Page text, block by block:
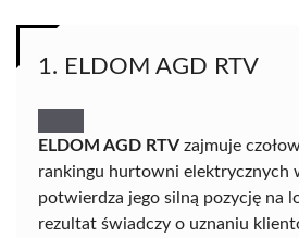
1. ELDOM AGD RTV
ELDOM AGD RTV zajmuje
rankingu hurtowni elektrycznych
potwierdza jego silną pozycję na
rezultat świadczy o uznaniu